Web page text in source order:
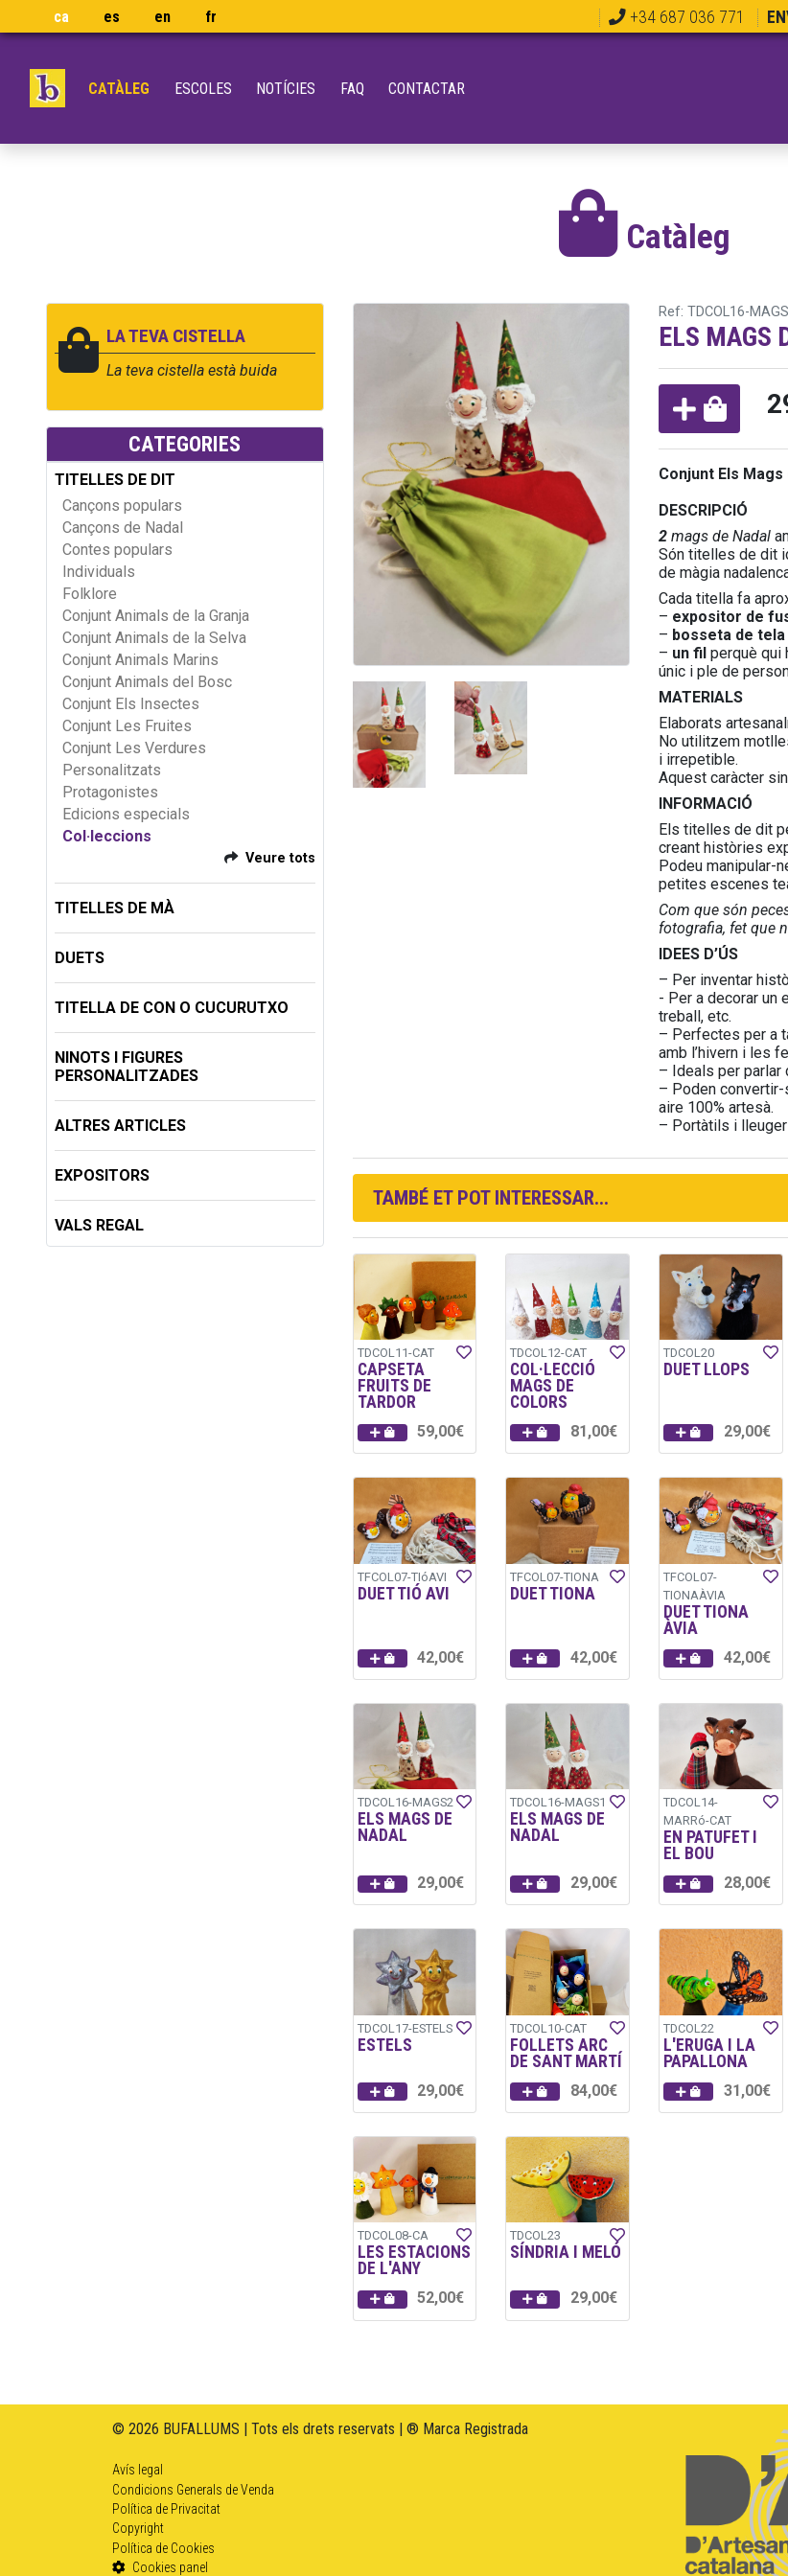
ca es en fr +34 687 036 771
CATÀLEG ESCOLES NOTÍCIES FAQ CONTACTAR
Catàleg
LA TEVA CISTELLA
La teva cistella està buida
CATEGORIES
TITELLES DE DIT
Cançons populars
Cançons de Nadal
Contes populars
Individuals
Folklore
Conjunt Animals de la Granja
Conjunt Animals de la Selva
Conjunt Animals Marins
Conjunt Animals del Bosc
Conjunt Els Insectes
Conjunt Les Fruites
Conjunt Les Verdures
Personalitzats
Protagonistes
Edicions especials
Col·leccions
Veure tots
TITELLES DE MÀ
DUETS
TITELLA DE CON O CUCURUTXO
NINOTS I FIGURES
PERSONALITZADES
ALTRES ARTICLES
EXPOSITORS
VALS REGAL
Ref: TDCOL16-
ELS MAGS
Conjunt Els Mags
DESCRIPCIÓ
2mags de Nadal
Són titelles de dit
de màgia
Cada titella fa
– expositor de
– bosseta de tela
– un filperquè qui
únic i ple de
MATERIALS
Elaborats
No utilitzem
i irrepetible.
Aquest caràcter
INFORMACIÓ
Els titelles de dit
creant històries
Podeu manipular-
petites escenes
Com que són
fotografia, fet que
IDEES D’ÚS
– Per inventar
- Per a decorar un
treball, etc.
– Perfectes per a
amb l’hivern i les
– Ideals per parlar
– Poden convertir-
aire 100% artesà.
– Portàtils i
TAMBÉ ET POT INTERESSAR...
TDCOL11-CAT
CAPSETA
FRUITS DE
TARDOR
59,00€
TDCOL12-CAT
COL·LECCIÓ
MAGS DE
COLORS
81,00€
TDCOL20
DUET LLOPS
29,00€
TFCOL07-TIóAVI
DUET TIÓ AVI
42,00€
TFCOL07-TIONA
DUET TIONA
42,00€
TFCOL07-
TIONAÀVIA
DUET TIONA
ÀVIA
42,00€
TDCOL16-MAGS2
ELS MAGS DE
NADAL
29,00€
TDCOL16-MAGS1
ELS MAGS DE
NADAL
29,00€
TDCOL14-
MARRó-CAT
EN PATUFET I
EL BOU
28,00€
TDCOL17-ESTELS
ESTELS
29,00€
TDCOL10-CAT
FOLLETS ARC
DE SANT MARTÍ
84,00€
TDCOL22
L'ERUGA I LA
PAPALLONA
31,00€
TDCOL08-CA
LES ESTACIONS
DE L'ANY
52,00€
TDCOL23
SÍNDRIA I MELÓ
29,00€
© 2026 BUFALLUMS | Tots els drets reservats | ® Marca Registrada
Avís legal
Condicions Generals de Venda
Política de Privacitat
Copyright
Política de Cookies
Cookies panel